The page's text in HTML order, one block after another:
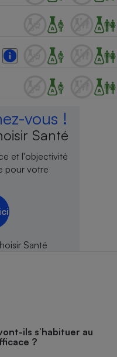
vous !
Santé
et l'objectivité
pour votre
ils s’habituer au
?